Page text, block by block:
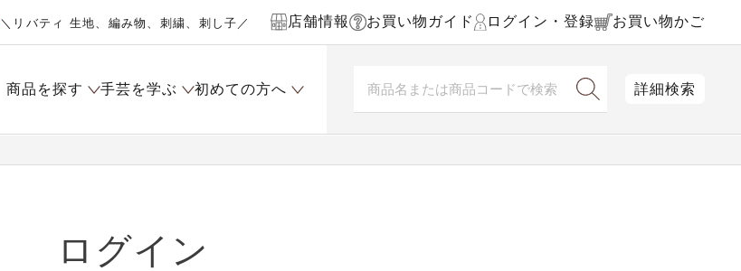
＼リバティ 生地、編み物、刺繍、刺し子／ 店舗情報 お買い物ガイド ログイン・登録 お買い物かご
商品を探す 手芸を学ぶ 初めての方へ 詳細検索
ログイン